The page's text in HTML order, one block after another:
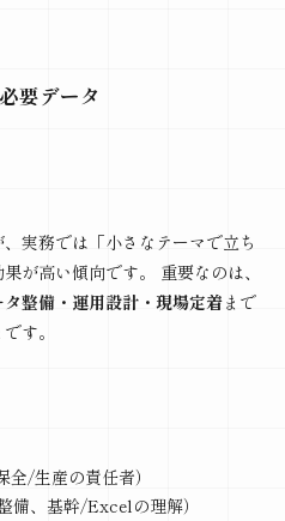
要データ
実務では「小さなテーマで立ち
が高い傾向です。 重要なのは、
タ整備・運用設計・現場定着まで
す。
全/生産の責任者）
備、基幹/Excelの理解）